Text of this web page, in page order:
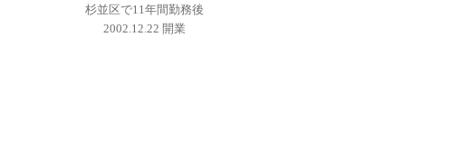
杉並区で11年間勤務後
2002.12.22 開業